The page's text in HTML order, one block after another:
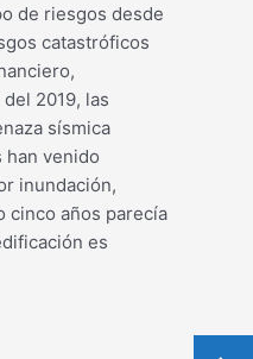
de riesgos desde
catastróficos
2019, las
sísmica
han venido
inundación,
cinco años parecía
es